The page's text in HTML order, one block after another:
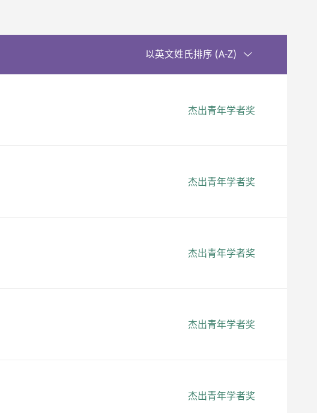
以英文姓氏排序 (A-Z) 升序排序
杰出青年学者奖
杰出青年学者奖
杰出青年学者奖
杰出青年学者奖
杰出青年学者奖